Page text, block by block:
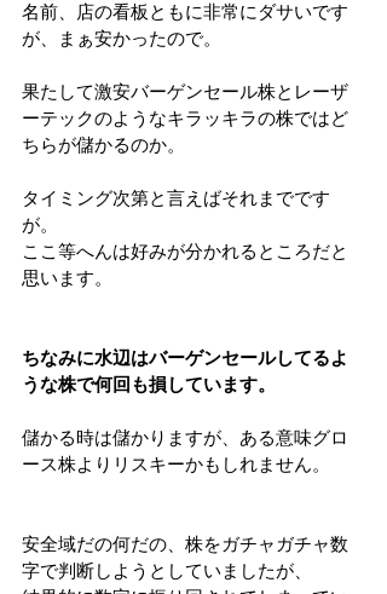
名前、店の看板ともに非常にダサいです
が、まぁ安かったので。
果たして激安バーゲンセール株とレーザ
ーテックのようなキラッキラの株ではど
ちらが儲かるのか。
タイミング次第と言えばそれまでです
が。
ここ等へんは好みが分かれるところだと
思います。
ちなみに水辺はバーゲンセールしてるよ
うな株で何回も損しています。
儲かる時は儲かりますが、ある意味グロ
ース株よりリスキーかもしれません。
安全域だの何だの、株をガチャガチャ数
字で判断しようとしていましたが、